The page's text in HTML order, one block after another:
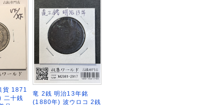
貨 1871
二十銭
竜 2銭 明治13年銘
(1880年) 波ウロコ 2銭